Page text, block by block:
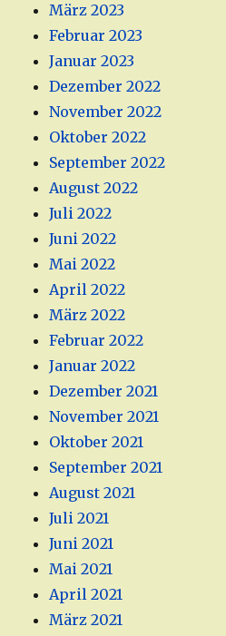
März 2023
Februar 2023
Januar 2023
Dezember 2022
November 2022
Oktober 2022
September 2022
August 2022
Juli 2022
Juni 2022
Mai 2022
April 2022
März 2022
Februar 2022
Januar 2022
Dezember 2021
November 2021
Oktober 2021
September 2021
August 2021
Juli 2021
Juni 2021
Mai 2021
April 2021
März 2021